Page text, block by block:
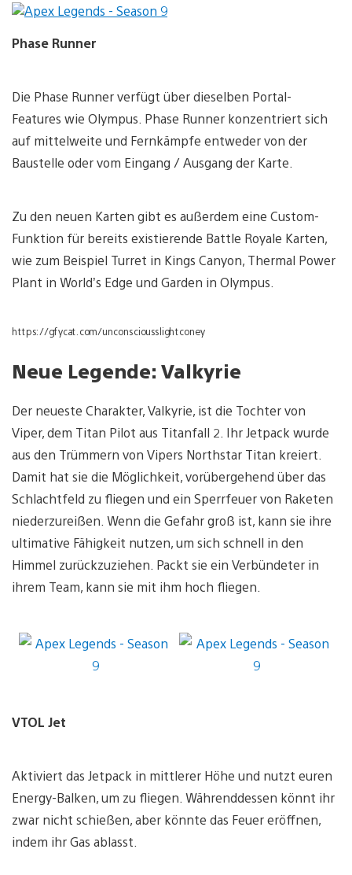
Phase Runner
Die Phase Runner verfügt über dieselben Portal-
Features wie Olympus. Phase Runner konzentriert sich
auf mittelweite und Fernkämpfe entweder von der
Baustelle oder vom Eingang / Ausgang der Karte.
Zu den neuen Karten gibt es außerdem eine Custom-
Funktion für bereits existierende Battle Royale Karten,
wie zum Beispiel Turret in Kings Canyon, Thermal Power
Plant in World’s Edge und Garden in Olympus.
https://gfycat.com/unconsciousslightconey
Neue Legende: Valkyrie
Der neueste Charakter, Valkyrie, ist die Tochter von
Viper, dem Titan Pilot aus Titanfall 2. Ihr Jetpack wurde
aus den Trümmern von Vipers Northstar Titan kreiert.
Damit hat sie die Möglichkeit, vorübergehend über das
Schlachtfeld zu fliegen und ein Sperrfeuer von Raketen
niederzureißen. Wenn die Gefahr groß ist, kann sie ihre
ultimative Fähigkeit nutzen, um sich schnell in den
Himmel zurückzuziehen. Packt sie ein Verbündeter in
ihrem Team, kann sie mit ihm hoch fliegen.
VTOL Jet
Aktiviert das Jetpack in mittlerer Höhe und nutzt euren
Energy-Balken, um zu fliegen. Währenddessen könnt ihr
zwar nicht schießen, aber könnte das Feuer eröffnen,
indem ihr Gas ablasst.